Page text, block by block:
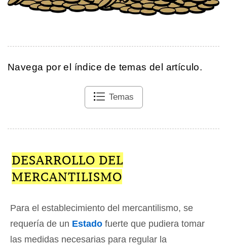
Navega por el índice de temas del artículo.
Temas
DESARROLLO DEL
MERCANTILISMO
Para el establecimiento del mercantilismo, se
requería de un Estado fuerte que pudiera tomar
las medidas necesarias para regular la